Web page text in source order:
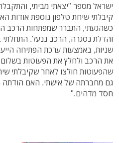
ישראל מספר "יצאתי מביתי,
קיבלתי שיחת טלפון נוספת אודות
כשהגעתי, התברר שמפתחות הרכב
והדלת נסגרה, הרכב ננעל. התחלתי
שניות, באמצעות ערכת הפתיחה
את הרכב ולחלץ את הפעוטות
שהפעוטות חולצו לאחר שקיבלתי
גם מחברתה של אישתי. האם הודתה
חסד מדהים."